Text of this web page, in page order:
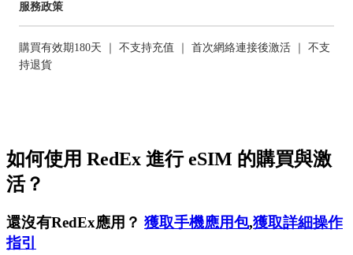
服務政策
購買有效期180天 ｜ 不支持充值 ｜ 首次網絡連接後激活 ｜ 不支
持退貨
如何使用 RedEx 進行 eSIM 的購買與激
活？
還沒有RedEx應用？ 獲取手機應用包,獲取詳細操作
指引